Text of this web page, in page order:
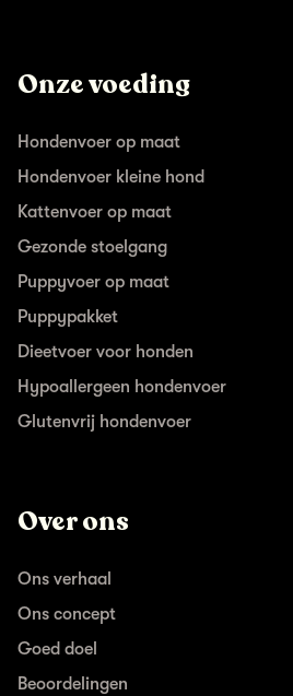
Onze voeding
Hondenvoer op maat
Hondenvoer kleine hond
Kattenvoer op maat
Gezonde stoelgang
Puppyvoer op maat
Puppypakket
Dieetvoer voor honden
Hypoallergeen hondenvoer
Glutenvrij hondenvoer
Over ons
Ons verhaal
Ons concept
Goed doel
Beoordelingen